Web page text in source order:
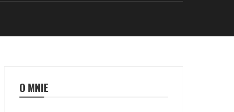
O MNIE